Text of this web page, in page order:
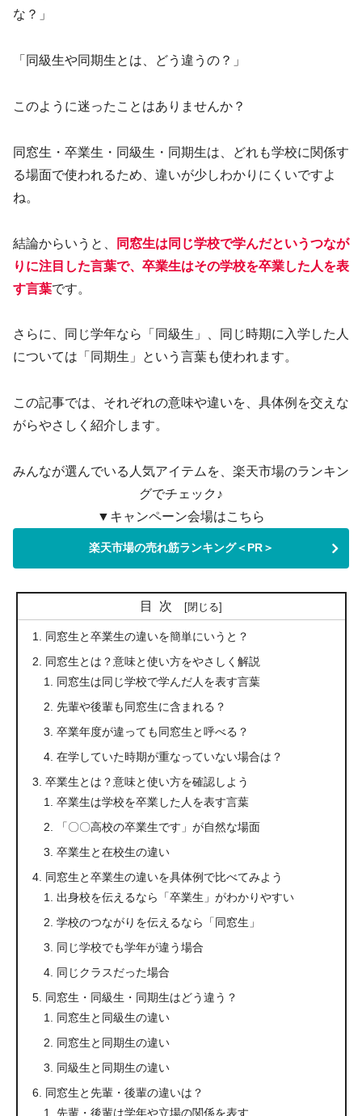
な？」
「同級生や同期生とは、どう違うの？」
このように迷ったことはありませんか？
同窓生・卒業生・同級生・同期生は、どれも学校に関係す
る場面で使われるため、違いが少しわかりにくいですよ
ね。
結論からいうと、
同窓生は同じ学校で学んだというつなが
りに注目した言葉で、卒業生はその学校を卒業した人を表
す言葉です。
さらに、同じ学年なら「同級生」、同じ時期に入学した人
については「同期生」という言葉も使われます。
この記事では、それぞれの意味や違いを、具体例を交えな
がらやさしく紹介します。
みんなが選んでいる人気アイテムを、楽天市場のランキン
グでチェック♪
▼キャンペーン会場はこちら
楽天市場の売れ筋ランキング＜PR＞
目次
同窓生と卒業生の違いを簡単にいうと？
同窓生とは？意味と使い方をやさしく解説
同窓生は同じ学校で学んだ人を表す言葉
先輩や後輩も同窓生に含まれる？
卒業年度が違っても同窓生と呼べる？
在学していた時期が重なっていない場合は？
卒業生とは？意味と使い方を確認しよう
卒業生は学校を卒業した人を表す言葉
「〇〇高校の卒業生です」が自然な場面
卒業生と在校生の違い
同窓生と卒業生の違いを具体例で比べてみよう
出身校を伝えるなら「卒業生」がわかりやすい
学校のつながりを伝えるなら「同窓生」
同じ学校でも学年が違う場合
同じクラスだった場合
同窓生・同級生・同期生はどう違う？
同窓生と同級生の違い
同窓生と同期生の違い
同級生と同期生の違い
同窓生と先輩・後輩の違いは？
先輩・後輩は学年や立場の関係を表す